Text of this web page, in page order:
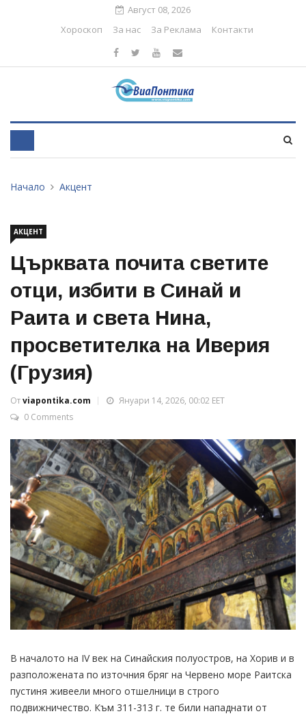
Август 08, 2026
Хороскоп
За нас За Реклама Контакти
Начало Акцент
АКЦЕНТ
Църквата почита светите
отци, избити в Синай и
Раита и света Нина,
просветителка на Иверия
(Грузия)
Отviapontika.com
Януари 14, 2026, 00:02 EET
0 Comments
В началото на ІV век на Синайския полуостров, на Хорив и в
разположената по източния бряг на Червено море Раитска
пустиня живеели много отшелници в строго
подвижничество. Към 311-313 г. те били нападнати от